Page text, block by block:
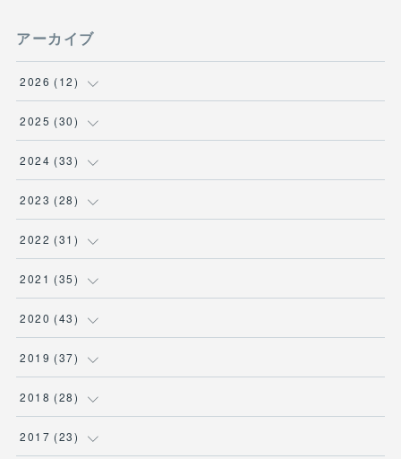
アーカイブ
2026 (12)
(3)
(1)
(2)
( 1 )
2025 (30)
(5)
(3)
(2 )
( 4)
2024 (33)
(5)
(1 )
(2)
( 6 )
2023 (28)
(3 )
(2)
(2)
(3)
2022 (31 )
(1)
(3)
(3)
(2 )
2021 (35)
(1)
(4)
(1)
(1 )
2020 (43)
(3)
(4)
(3)
2019 (37)
(4)
(5)
2018 (28)
(1)
2017 (23)